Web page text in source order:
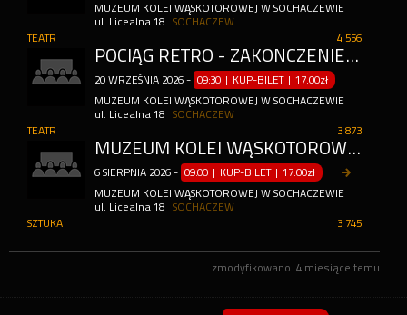
MUZEUM KOLEI WĄSKOTOROWEJ W SOCHACZEWIE
ul. Licealna 18
SOCHACZEW
4 556
TEATR
POCIĄG RETRO - ZAKOŃCZENIE SEZONU (ODJAZD 11.10)
20 WRZEŚNIA 2026 - 09:30 | KUP-BILET |17.00zł
MUZEUM KOLEI WĄSKOTOROWEJ W SOCHACZEWIE
ul. Licealna 18
SOCHACZEW
3 873
TEATR
MUZEUM KOLEI WĄSKOTOROWEJ W SOCHACZEWIE - WYSTAWA STAŁA ORAZ WYSTAWY CZASOWE
6 SIERPNIA 2026 - 09:00 | KUP-BILET |17.00zł
MUZEUM KOLEI WĄSKOTOROWEJ W SOCHACZEWIE
ul. Licealna 18
SOCHACZEW
3 745
SZTUKA
zmodyfikowano 4 miesiące temu